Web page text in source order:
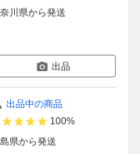
川県から発送
出品
出品中の商品
100%
県から発送